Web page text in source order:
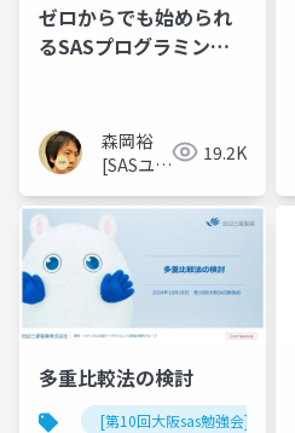
ゼロからでも始められ
るSASプログラミング
森岡裕
[SASユー
世話人]
19.2K
多重比較法の検討
[第10回大阪sas勉強会]